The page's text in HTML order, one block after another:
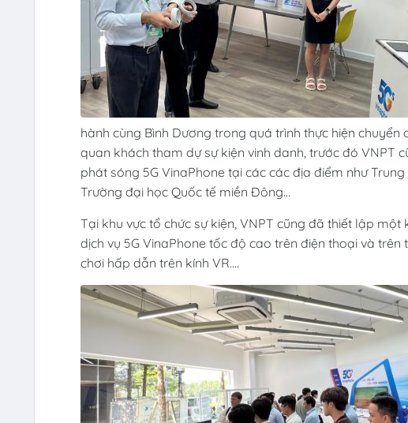
hành cùng Bình Dương trong quá trình thực hiện
quan khách tham dự sự kiện vinh danh, trước đó VNPT
phát sóng 5G VinaPhone tại các các địa điểm như
Trường đại học Quốc tế miền Đông…
Tại khu vực tổ chức sự kiện, VNPT cũng đã thiết lập
dịch vụ 5G VinaPhone tốc độ cao trên điện thoại và
chơi hấp dẫn trên kính VR….